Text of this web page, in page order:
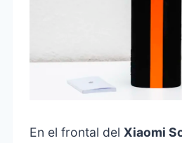
En el frontal delXiaomi